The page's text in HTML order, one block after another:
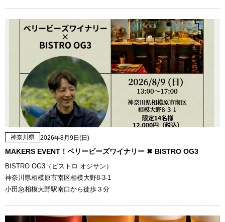
神奈川県 2026年8月9日(日)
MAKERS EVENT！ベリービーズワイナリー ✖ BISTRO OG3
BISTRO OG3（ビストロ オジサン）
神奈川県相模原市南区相模大野8-3-1
小田急相模大野駅南口から徒歩３分